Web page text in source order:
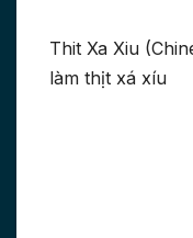
Thit Xa Xiu
làm thịt xá xíu